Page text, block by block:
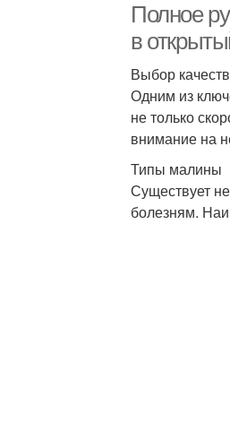
Полное
в
Выбор
Одним из
не только
внимание на
Типы малины
Существует
болезням.